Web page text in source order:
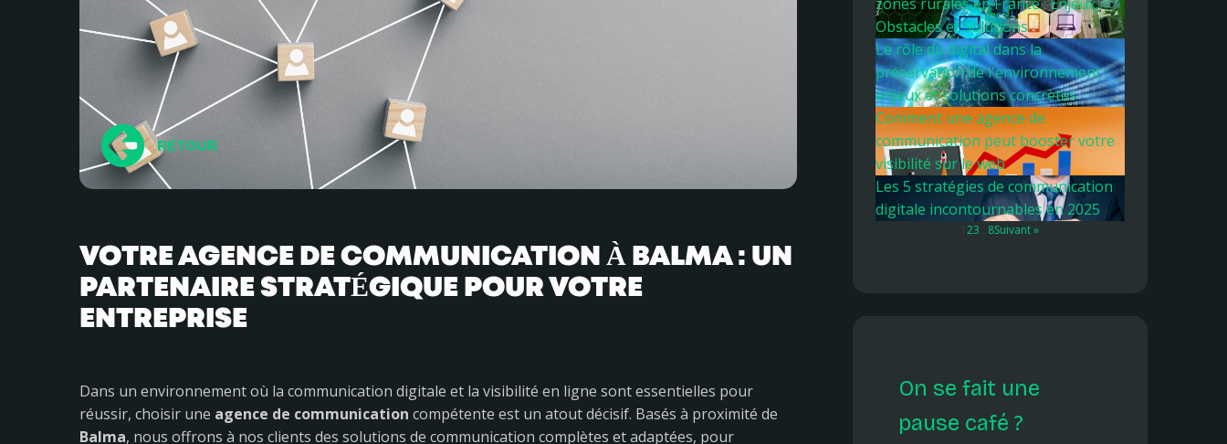
RETOUR
VOTRE AGENCE DE COMMUNICATION À BALMA : UN
PARTENAIRE STRATÉGIQUE POUR VOTRE
ENTREPRISE
Dans un environnement où la communication digitale et la visibilité en ligne sont essentielles pour
réussir, choisir une agence de communication compétente est un atout décisif. Basés à proximité de
Balma, nous offrons à nos clients des solutions de communication complètes et adaptées, pour
Obstacles et Solutions
Le rôle du digital dans la
préservation de l'environnement :
enjeux et solutions concrètes
Comment une agence de
communication peut booster votre
visibilité sur le web
Les 5 stratégies de communication
digitale incontournables en 2025
123 8Suivant »
On se fait une
pause café ?